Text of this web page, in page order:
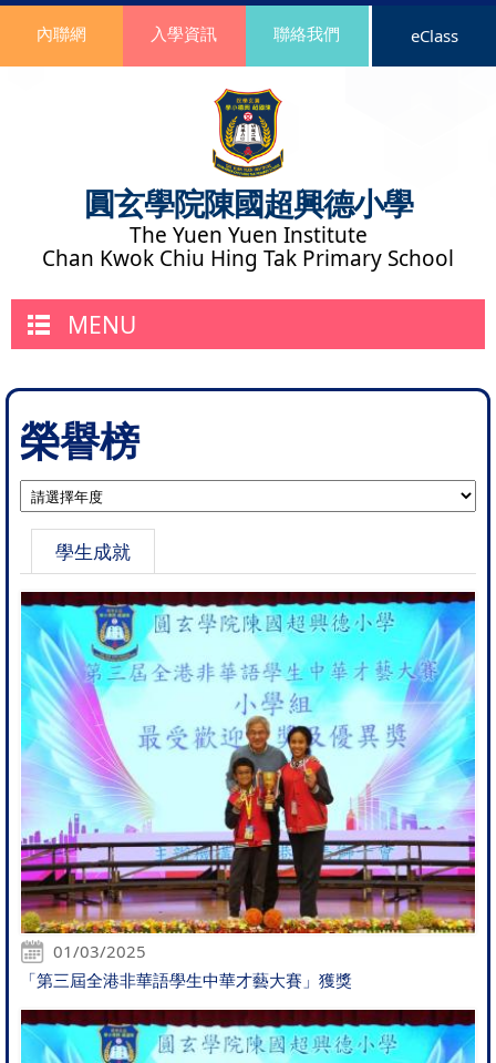
圓玄學院陳國超興德小學
The Yuen Yuen Institute
Chan Kwok Chiu Hing Tak Primary School
內聯網 入學資訊 聯絡我們 eClass
MENU
榮譽榜
學生成就
01/03/2025
「第三屆全港非華語學生中華才藝大賽」獲獎